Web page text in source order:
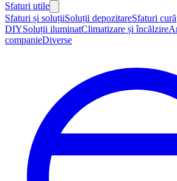
Sfaturi utile
Sfaturi și soluțiiSoluții depozitareSfaturi
DIYSoluții iluminatClimatizare și încălzire
companieDiverse